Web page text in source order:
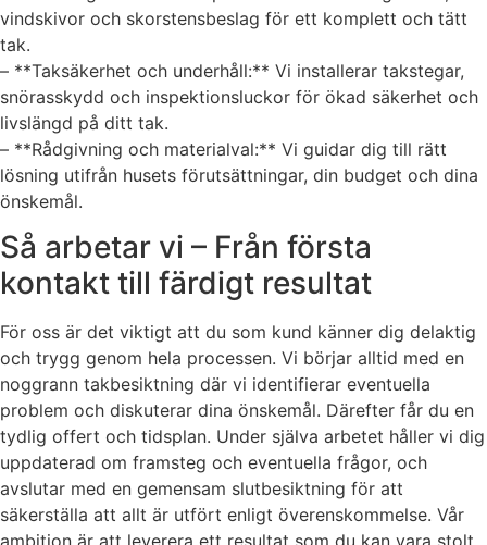
vindskivor och skorstensbeslag för ett komplett och tätt
tak.
– **Taksäkerhet och underhåll:** Vi installerar takstegar,
snörasskydd och inspektionsluckor för ökad säkerhet och
livslängd på ditt tak.
– **Rådgivning och materialval:** Vi guidar dig till rätt
lösning utifrån husets förutsättningar, din budget och dina
önskemål.
Så arbetar vi – Från första
kontakt till färdigt resultat
För oss är det viktigt att du som kund känner dig delaktig
och trygg genom hela processen. Vi börjar alltid med en
noggrann takbesiktning där vi identifierar eventuella
problem och diskuterar dina önskemål. Därefter får du en
tydlig offert och tidsplan. Under själva arbetet håller vi dig
uppdaterad om framsteg och eventuella frågor, och
avslutar med en gemensam slutbesiktning för att
säkerställa att allt är utfört enligt överenskommelse. Vår